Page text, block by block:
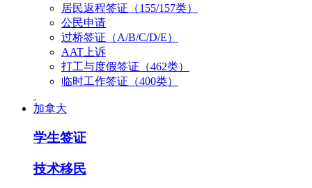
居民返程签证（155/157类）
公民申请
过桥签证（A/B/C/D/E）
AAT上诉
打工与度假签证（462类）
临时工作签证（400类）
加拿大
学生签证
技术移民